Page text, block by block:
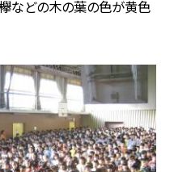
欅などの木の葉の色が黄色